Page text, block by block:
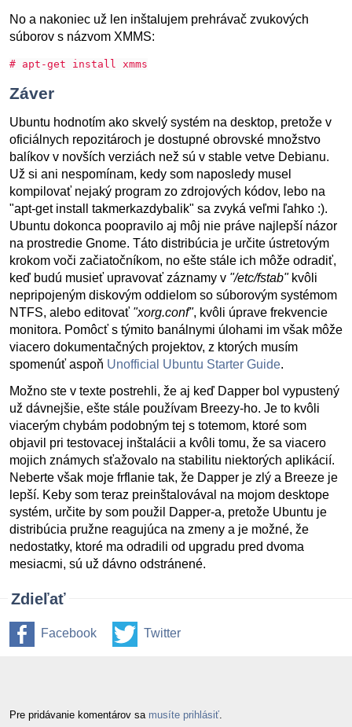
No a nakoniec už len inštalujem prehrávač zvukových
súborov s názvom XMMS:
# apt-get install xmms
Záver
Ubuntu hodnotím ako skvelý systém na desktop, pretože v
oficiálnych repozitároch je dostupné obrovské množstvo
balíkov v novších verziách než sú v stable vetve Debianu.
Už si ani nespomínam, kedy som naposledy musel
kompilovať nejaký program zo zdrojových kódov, lebo na
"apt-get install takmerkazdybalik" sa zvyká veľmi ľahko :).
Ubuntu dokonca poopravilo aj môj nie práve najlepší názor
na prostredie Gnome. Táto distribúcia je určite ústretovým
krokom voči začiatočníkom, no ešte stále ich môže odradiť,
keď budú musieť upravovať záznamy v "/etc/fstab"kvôli
nepripojeným diskovým oddielom so súborovým systémom
NTFS, alebo editovať "xorg.conf", kvôli úprave frekvencie
monitora. Pomôcť s týmito banálnymi úlohami im však môže
viacero dokumentačných projektov, z ktorých musím
spomenúť aspoň Unofficial Ubuntu Starter Guide.
Možno ste v texte postrehli, že aj keď Dapper bol vypustený
už dávnejšie, ešte stále používam Breezy-ho. Je to kvôli
viacerým chybám podobným tej s totemom, ktoré som
objavil pri testovacej inštalácii a kvôli tomu, že sa viacero
mojich známych sťažovalo na stabilitu niektorých aplikácií.
Neberte však moje frflanie tak, že Dapper je zlý a Breeze je
lepší. Keby som teraz preinštalovával na mojom desktope
systém, určite by som použil Dapper-a, pretože Ubuntu je
distribúcia pružne reagujúca na zmeny a je možné, že
nedostatky, ktoré ma odradili od upgradu pred dvoma
mesiacmi, sú už dávno odstránené.
Zdieľať
Facebook Twitter
Pre pridávanie komentárov sa musíte prihlásiť